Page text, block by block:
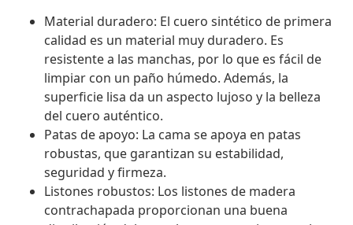
Material duradero: El cuero sintético de primera
calidad es un material muy duradero. Es
resistente a las manchas, por lo que es fácil de
limpiar con un paño húmedo. Además, la
superficie lisa da un aspecto lujoso y la belleza
del cuero auténtico.
Patas de apoyo: La cama se apoya en patas
robustas, que garantizan su estabilidad,
seguridad y firmeza.
Listones robustos: Los listones de madera
contrachapada proporcionan una buena